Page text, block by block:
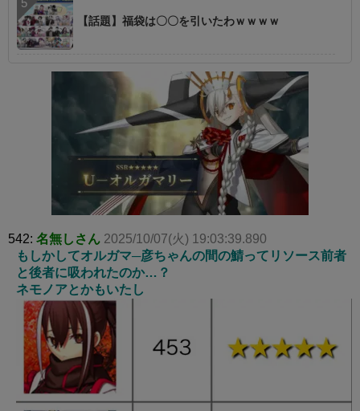
【話題】福袋は〇〇を引いたわｗｗｗｗ
542: 名無しさん 2025/10/07(火) 19:03:39.890
もしかしてオルガマ─彦ちゃんの間の鯖ってリソース前者
と後者に吸われたのか…？
ネモノアとかもいたし